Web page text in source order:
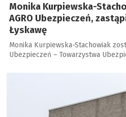
Monika Kurpiewska-
AGRO Ubezpieczeń,
Łyskawę
Monika Kurpiewska-Stachowiak
Ubezpieczeń – Towarzystwa